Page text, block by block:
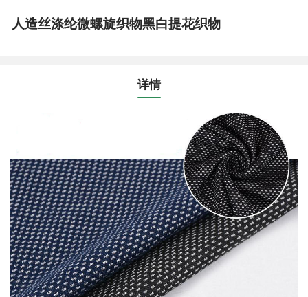
人造丝涤纶微螺旋织物黑白提花织物
详情